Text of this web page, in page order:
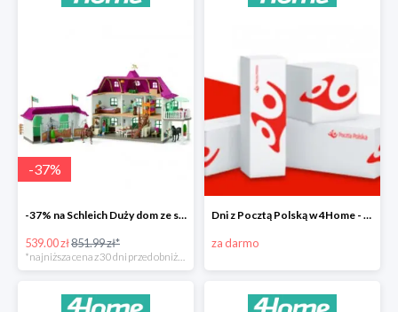
-37%
-37% na Schleich Duży dom ze stajnią i akcesoriami 96 cm
539.00 zł851.99 zł*
*najniższa cena z 30 dni przed obniżką
Dni z Pocztą Polską w 4Home - darmowa dostawa
za darmo